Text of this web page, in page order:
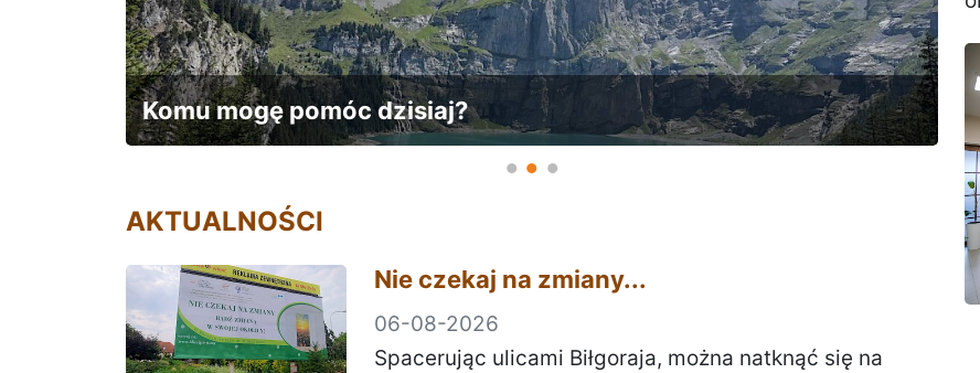
Nie czekaj na zmiany...
Komu mogę pomóc dzisiaj?
Są rzeczy, których nie da się kupić ani
Są rzeczy, których nie da się kupić ani zaplanować. Trzeba je po
prostu przeżyć...
AKTUALNOŚCI
Nie czekaj na zmiany...
06-08-2026
Spacerując ulicami Biłgoraja, można natknąć się na